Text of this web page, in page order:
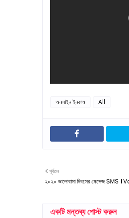
অনলাইন ইনকাম All
পূর্বতন
২০২০ ভালোবাসা দিবসের মেসেজ
একটি মন্তব্য পোস্ট করুন